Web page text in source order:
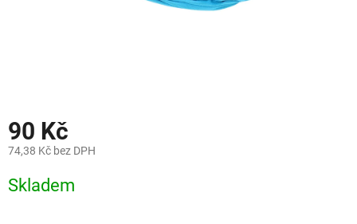
90 Kč
74,38 Kč bez DPH
cena:
Skladem